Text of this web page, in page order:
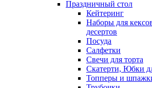
Праздничный стол
Кейтеринг
Наборы для
десертов
Посуда
Салфетки
Свечи для торта
Скатерти, Юбки
Топперы и